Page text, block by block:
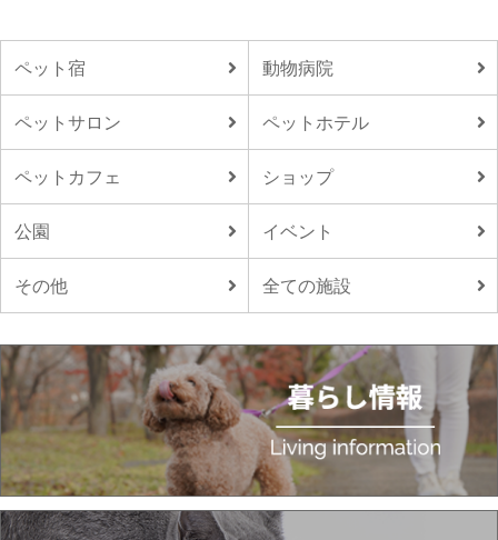
ペット宿 動物病院
ペットサロン ペットホテル
ペットカフェ ショップ
公園 イベント
その他 全ての施設